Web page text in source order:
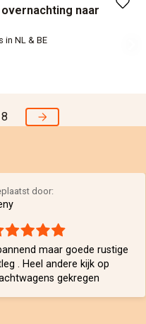
naar
in NL & BE
door:
maar goede rustige
. Heel andere kijk op
gekregen